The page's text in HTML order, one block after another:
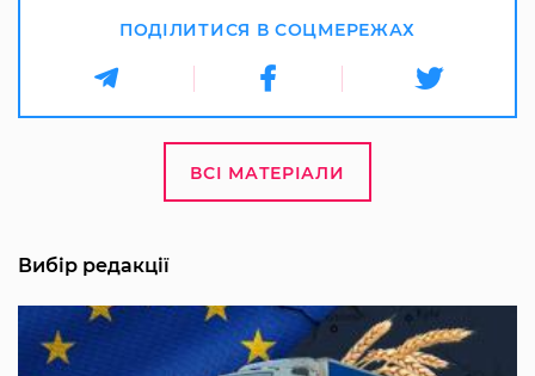
ПОДІЛИТИСЯ В СОЦМЕРЕЖАХ
ВСІ МАТЕРІАЛИ
Вибір редакції